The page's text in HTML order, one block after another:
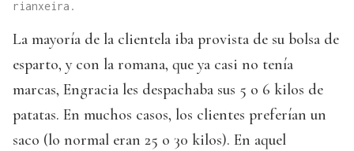
rianxeira.
La mayoría de la clientela iba provista de su bolsa de
esparto, y con la romana, que ya casi no tenía
marcas, Engracia les despachaba sus 5 o 6 kilos de
patatas. En muchos casos, los clientes preferían un
saco (lo normal eran 25 o 30 kilos). En aquel